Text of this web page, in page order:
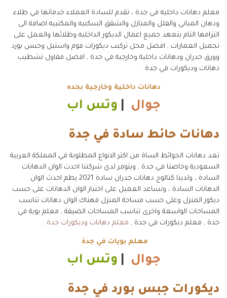
معلم دهانات داخليه في جدة ، تقدم للسادة العملاء خدماتها في طلاء
ودهان المباني والفلل والمنازل والشقق السكنيه والمكتبيه اضافة الى
التزامها التام بتعهد جميع اعمال الديكور الداخليه وطلائها والعمل على
تجميل العمارات , افضل محل تركيب ديكورات فوم واستيل وجبس بورد
وورق جدران ودهانات داخلية وخارجية في جدة , افضل مقاول تشطيب
دهانات وديكورات في جدة .
دهانات داخلية وخارجية بجده
جوال وتس اب
دهانات حائط سادة في جدة
تعد دهانات الحوائط الساة من اكثر الانواع المطلوبة في المملكة العربية
السعودية وخاصتا في جدة , ويتوفر لدي شركتنا احدث الوان الدهانات
السادة ، ولدينا كتالوج دهانات جدران سادة 2021 يظم احدث الوان
الدهانات السادة ، ونساعد العميل على اختيار الوان الدهانات على حسب
ديكور المنزل وعلى حسب مساحة المنزل فهناك الوان دهانات تناسب
المساحات الواسعة واخرى تناسب المساحات الضيقة , معلم بوية في
جدة , معلم ديكورات في جدة , معلم دهانات وديكورات جدة .
معلم بويات في جدة
جوال وتس اب
ديكورات جبس بورد في جدة